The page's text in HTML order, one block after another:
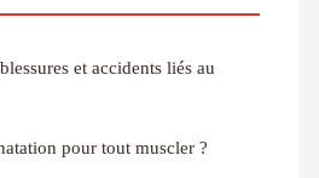
et accidents liés au
pour tout muscler ?